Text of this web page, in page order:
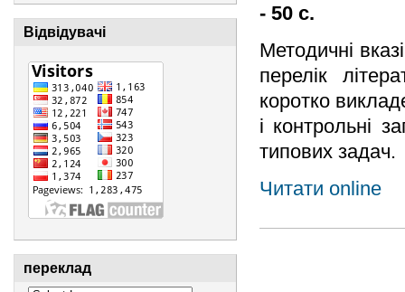
Відвідувачі
переклад
- 50 с.
Методичні
перелік
коротко
і контрольні
типових задач.
Читати online